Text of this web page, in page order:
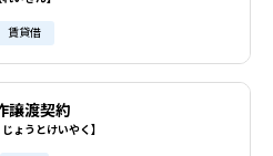
賃貸借
譲渡契約
じょうとけいやく】